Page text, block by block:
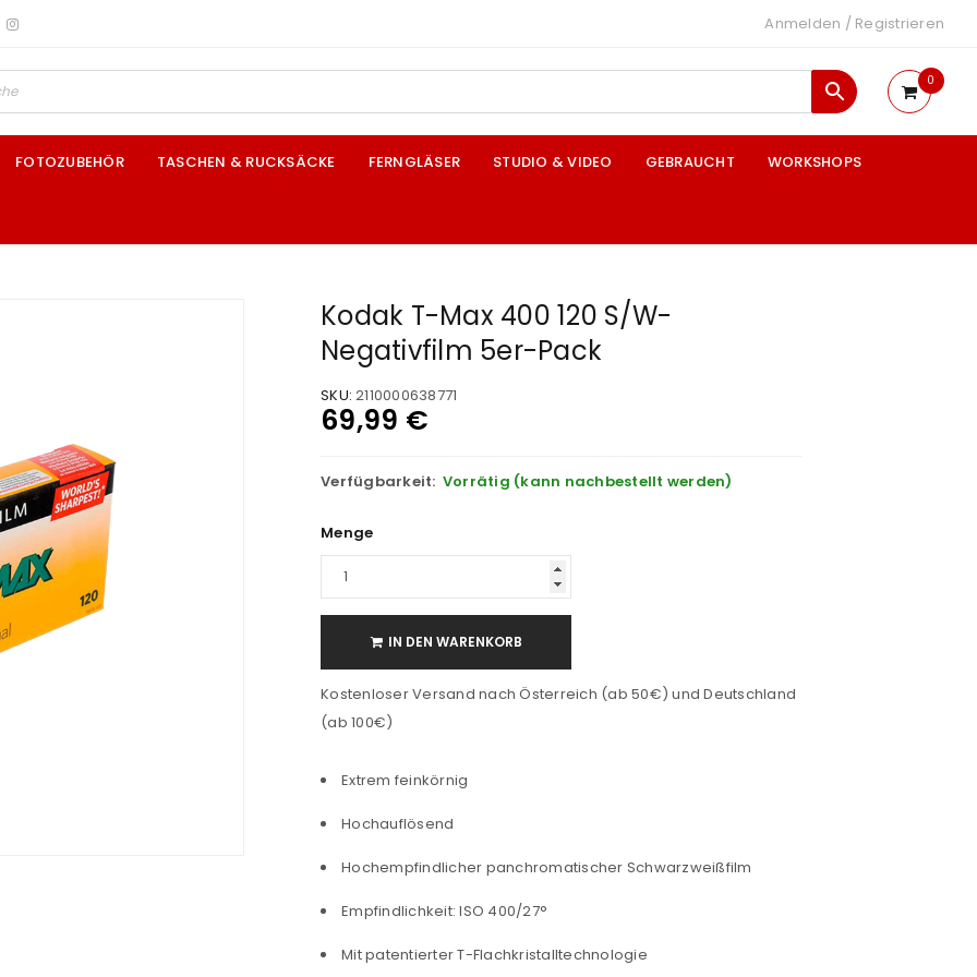
Anmelden / Registrieren
0
FOTOZUBEHÖR TASCHEN & RUCKSÄCKE FERNGLÄSER STUDIO & VIDEO GEBRAUCHT WORKSHOPS
Kodak T-Max 400 120 S/W-
Negativfilm 5er-Pack
SKU: 2110000638771
69,99 €
Verfügbarkeit: Vorrätig (kann nachbestellt werden)
Menge
IN DEN WARENKORB
Kostenloser Versand nach Österreich (ab 50€) und Deutschland
(ab 100€)
Extrem feinkörnig
Hochauflösend
Hochempfindlicher panchromatischer Schwarzweißfilm
Empfindlichkeit: ISO 400/27°
Mit patentierter T-Flachkristalltechnologie